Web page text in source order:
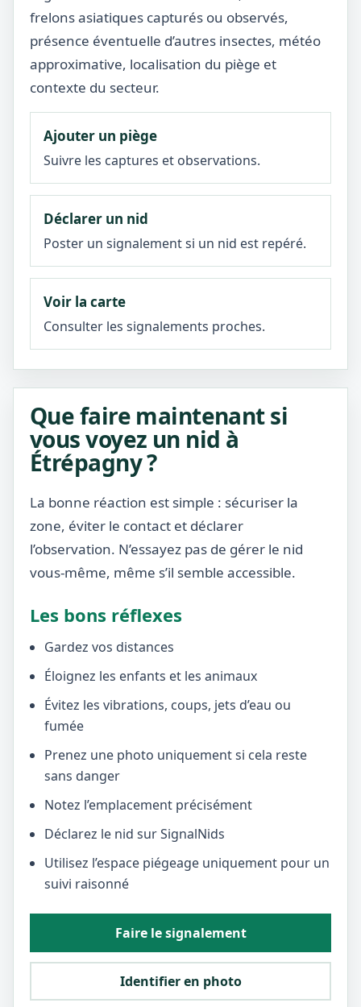
frelons asiatiques capturés ou observés,
présence éventuelle d’autres insectes, météo
approximative, localisation du piège et
contexte du secteur.
Ajouter un piège
Suivre les captures et observations.
Déclarer un nid
Poster un signalement si un nid est repéré.
Voir la carte
Consulter les signalements proches.
Que faire maintenant si
vous voyez un nid à
Étrépagny ?
La bonne réaction est simple : sécuriser la
zone, éviter le contact et déclarer
l’observation. N’essayez pas de gérer le nid
vous-même, même s’il semble accessible.
Les bons réflexes
Gardez vos distances
Éloignez les enfants et les animaux
Évitez les vibrations, coups, jets d’eau ou
fumée
Prenez une photo uniquement si cela reste
sans danger
Notez l’emplacement précisément
Déclarez le nid sur SignalNids
Utilisez l’espace piégeage uniquement pour un
suivi raisonné
Faire le signalement
Identifier en photo